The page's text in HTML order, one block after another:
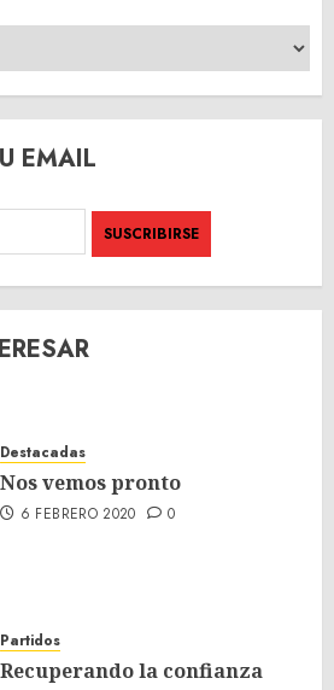
EMAIL
Destacadas
Nos vemos pronto
6 FEBRERO 2020 0
Partidos
Recuperando la confianza